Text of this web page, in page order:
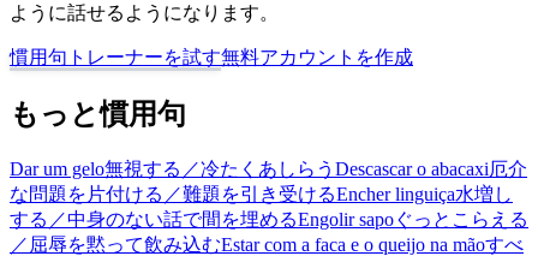
ように話せるようになります。
慣用句トレーナーを試す無料アカウントを作成
もっと慣用句
Dar um gelo無視する／冷たくあしらう Descascar o abacaxi厄介
な問題を片付ける／難題を引き受けるEncher linguiça水増し
する／中身のない話で間を埋めるEngolir sapoぐっとこらえる
／屈辱を黙って飲み込むEstar com a faca e o queijo na mãoすべ